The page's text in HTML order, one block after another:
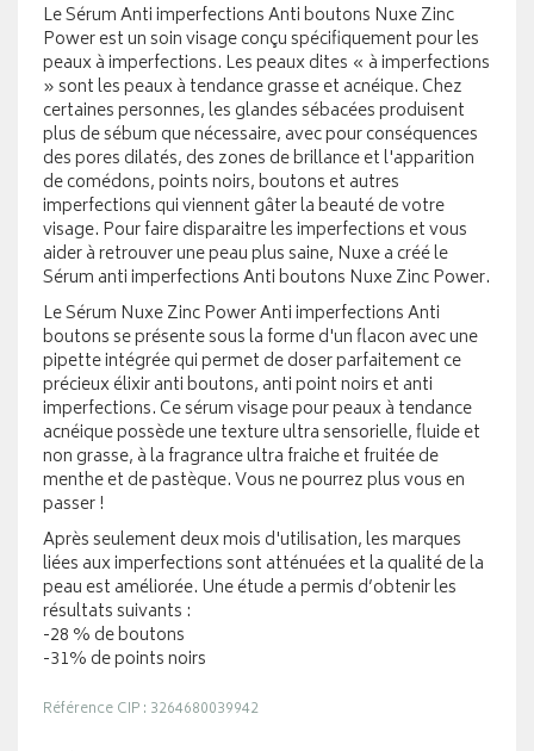
Le Sérum Anti imperfections Anti boutons Nuxe Zinc
Power est un soin visage conçu spécifiquement pour les
peaux à imperfections. Les peaux dites « à imperfections
» sont les peaux à tendance grasse et acnéique. Chez
certaines personnes, les glandes sébacées produisent
plus de sébum que nécessaire, avec pour conséquences
des pores dilatés, des zones de brillance et l'apparition
de comédons, points noirs, boutons et autres
imperfections qui viennent gâter la beauté de votre
visage. Pour faire disparaitre les imperfections et vous
aider à retrouver une peau plus saine, Nuxe a créé le
Sérum anti imperfections Anti boutons Nuxe Zinc Power.
Le Sérum Nuxe Zinc Power Anti imperfections Anti
boutons se présente sous la forme d'un flacon avec une
pipette intégrée qui permet de doser parfaitement ce
précieux élixir anti boutons, anti point noirs et anti
imperfections. Ce sérum visage pour peaux à tendance
acnéique possède une texture ultra sensorielle, fluide et
non grasse, à la fragrance ultra fraiche et fruitée de
menthe et de pastèque. Vous ne pourrez plus vous en
passer !
Après seulement deux mois d'utilisation, les marques
liées aux imperfections sont atténuées et la qualité de la
peau est améliorée. Une étude a permis d’obtenir les
résultats suivants :
-28 % de boutons
-31% de points noirs
Référence CIP : 3264680039942